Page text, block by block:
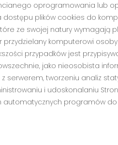
oprogramowania lub
plików cookies do
ze swojej natury wymagają
komputerowi
przypadków jest
jako nieosobista
tworzeniu analiz
i udoskonalaniu
programów